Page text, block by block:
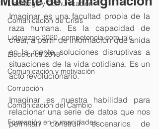
Liderazgo y Comunicación
Comunicación de Crisis
Liderazgo 2020, competencia comunic
Elecciones 2018
Comunicación y motivación
Corrupción
Comunicación del Cambio
Formación en humanidades
Imaginar es una facultad propia de la
raza humana. Es la capacidad de
crear, a partir de información que anida
en la mente, soluciones disruptivas a
situaciones de la vida cotidiana. Es un
acto revolucionario.
Imaginar es nuestra habilidad para
relacionar una serie de datos que nos
permitan construir escenarios de